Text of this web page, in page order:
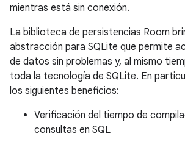
mientras está sin conexión.
La biblioteca de persistencias Room
abstracción para SQLite que permite
de datos sin problemas y, al mismo
toda la tecnología de SQLite. En
los siguientes beneficios:
Verificación del tiempo de
consultas en SQL